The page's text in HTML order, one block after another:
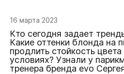
16 марта 2023
Кто сегодня задает
Какие оттенки блонда на
продлить стойкость
условиях? Узнали у
тренера бренда evo